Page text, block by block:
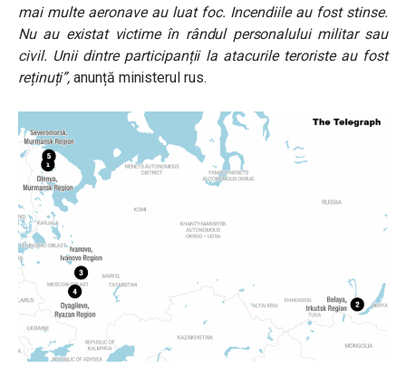
mai multe aeronave au luat foc. Incendiile au fost stinse.
Nu au existat victime în rândul personalului militar sau
civil. Unii dintre participanții la atacurile teroriste au fost
reținuți”, anunță ministerul rus.